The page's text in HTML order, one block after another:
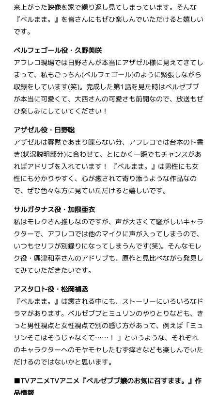
来上がった映像を家で繰り返し見てしまっています。そんな
『ベルまま。』を皆さんにもぜひ楽しんでいただけると嬉しい
です。
ベルフェゴール役・久野美咲
アフレコ現場では日野さんが本当にアザゼル様に見えてきてし
まって、私もごっちん(ベルフェゴール)のように緊張しながら
収録をしています(笑)。完成した第1話を見た時はベルゼブブ
が本当に可愛くて、大西さんの可愛さも前開なので、放送もぜ
ひ楽しみにしていてください！
アザゼル役・日野聡
アザゼルは寡黙であまり喋らない分、アフレコでは台本のト書
き(状況説明部分)に合わせて、とにかく一瞬でもチャンスがあ
ればアドリブを入れています！ 『ベルまま。』は男性にも女
性にも分かりやすく、心が癒されて寄り添うような作品なの
で、ぜひ色々な方に見ていただけると嬉しいです。
サルガタナス役・加隈亜衣
私はモレクさん推しなのですが、声が大きくて騒がしいキャラ
クターで、アフレコでは他のマイクに声が入ってしまうので、
いつもセリフが別録りになってしまうんです(笑)。そんなモレ
ク役・興津和幸さんのアドリブも、原作と見比べながら発見し
てみていただきたいです。
アスタロト役・松岡禎丞
『ベルまま。』は癒される中にも、ストーリーにいろいろなド
ラマがあります。ベルゼブブとミュリンのやりとりなども、き
っと男性視点と女性視点で別の感じ方があって、例えば「ミュ
リンそこはそうじゃなくて……！ 」というような、それぞれ
のキャラクターへのモヤモヤしたむず痒さなども楽しんでいた
だけるのではないかと思います。
■TVアニメTVアニメ『ベルゼブブ嬢のお気に召すまま。』作
品情報